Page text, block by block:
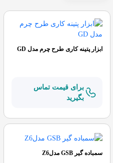
ابزار پتینه کاری طرح چرم مدل GD
برای قیمت تماس
بگیرید
سمباده گیر GSB مدلZ6